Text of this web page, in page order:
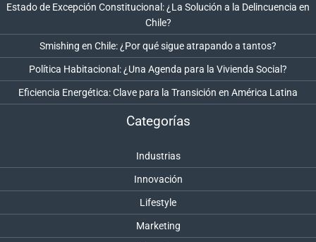
Estado de Excepción Constitucional: ¿La Solución a la Delincuencia en
Chile?
Smishing en Chile: ¿Por qué sigue atrapando a tantos?
Política Habitacional: ¿Una Agenda para la Vivienda Social?
Eficiencia Energética: Clave para la Transición en América Latina
Categorías
Industrias
Innovación
Lifestyle
Marketing